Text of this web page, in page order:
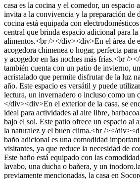
casa es la cocina y el comedor, un espacio
invita a la convivencia y la preparación de
cocina está equipada con
central que brinda espacio adicional para
alimentos.<br /></div><div>En el área de
acogedora chimenea o hogar, perfecta
y acogedor en las noches más frías.<br /
también cuenta con un patio de invierno,
acristalado que permite disfrutar de la luz
año. Este espacio es versátil y puede
lectura, un invernadero o incluso como un
</div><div>En el exterior de la casa, se
ideal para actividades al aire libre,
bajo el sol. Este patio ofrece un espacio al
la naturalez y el buen clima.<br /></
baño adicional es una comodidad
visitantes, ya que reduce la necesidad de
Este baño está equipado con las
lavabo, una ducha o bañera, y un
previamente mencionadas, la casa en